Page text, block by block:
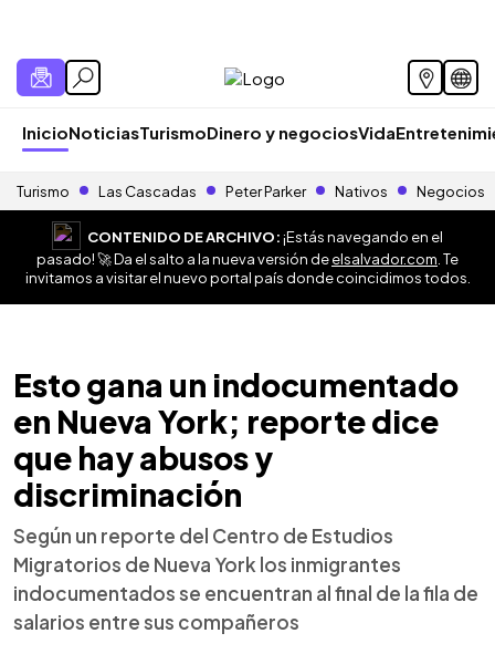
InicioNoticiasTurismoDinero y negociosVida
Turismo Las Cascadas Peter Parker Nativos Negocios
CONTENIDO DE ARCHIVO:¡Estás navegando en el
pasado! 🚀 Da el salto a la nueva versión deelsalvador.com . Te
invitamos a visitar el nuevo portal país donde coincidimos todos.
Esto gana un indocumentado
en Nueva York; reporte dice
que hay abusos y
discriminación
Según un reporte del Centro de Estudios
Migratorios de Nueva York los inmigrantes
indocumentados se encuentran al final de la fila de
salarios entre sus compañeros